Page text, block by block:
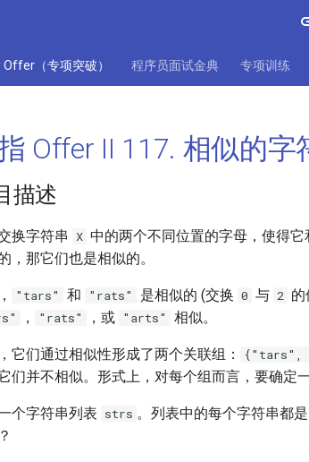
Offer（专项突破） 程序员面试金典 专项训练
Offer II 117. 相似的字
描述
换字符串 X 中的两个不同位置的字母，使得它
，那它们也是相似的。
"tars" 和 "rats" 是相似的 (交换 0 与 2 的
， "rats" ，或 "arts" 相似。
它们通过相似性形成了两个关联组： {"tars",
们并不相似。形式上，对每个组而言，要确定
个字符串列表 strs 。列表中的每个字符串都是